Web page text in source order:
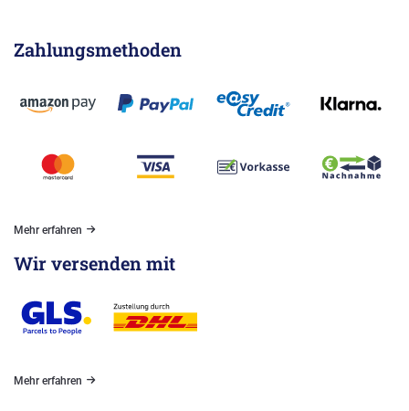
Zahlungsmethoden
Mehr erfahren
Wir versenden mit
Mehr erfahren